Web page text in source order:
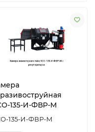
135-И-ФВР-М
135-И-ФВР-М